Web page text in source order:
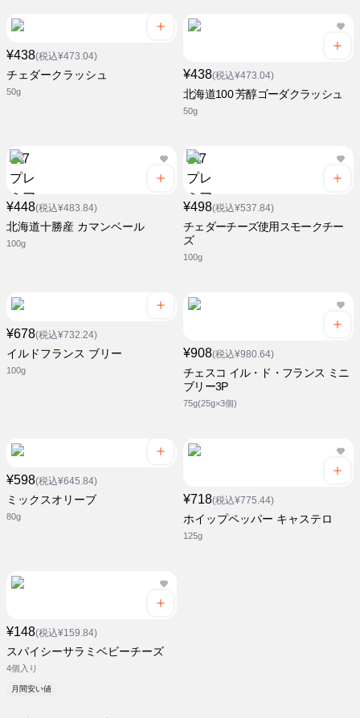
¥438(税込¥473.04)
チェダークラッシュ
50g
¥438(税込¥473.04)
北海道100 芳醇ゴーダクラッシュ
50g
¥448(税込¥483.84)
北海道十勝産 カマンベール
100g
¥498(税込¥537.84)
チェダーチーズ使用スモークチー
ズ
100g
¥678(税込¥732.24)
イルドフランス ブリー
100g
¥908(税込¥980.64)
チェスコ イル・ド・フランス ミニ
ブリー3P
75g(25g×3個)
¥598(税込¥645.84)
ミックスオリーブ
80g
¥718(税込¥775.44)
ホイップペッパー キャステロ
125g
¥148(税込¥159.84)
スパイシーサラミベビーチーズ
4個入り
月間安い値